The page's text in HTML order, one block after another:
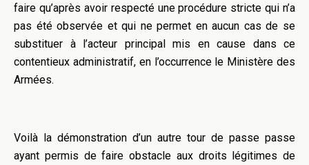
faire qu’après avoir respecté une procédure stricte qui n’a
pas été observée et qui ne permet en aucun cas de se
substituer à l’acteur principal mis en cause dans ce
contentieux administratif, en l’occurrence le Ministère des
Armées.
Voilà la démonstration d’un autre tour de passe passe
ayant permis de faire obstacle aux droits légitimes de